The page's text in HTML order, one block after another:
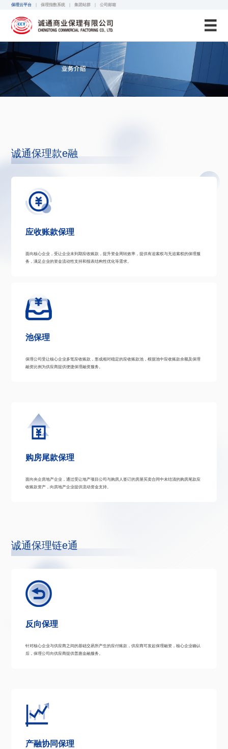
诚通保理
保理云平台 保理指数系统 集团站群 公司邮箱
诚通保理款e融
应收账款保理
面向核心企业，受让企业未到期应收账款，提升资金周转效率，提供有追索权与无追索权的保理服
务，满足企业的资金流动性支持和报表结构性优化等需求。
池保理
保理公司受让核心企业多笔应收账款，形成相对稳定的应收账款池，根据池中应收账款余额及保理
融资比例为供应商提供便捷保理融资服务。
购房尾款保理
面向央企房地产企业，通过受让地产项目公司与购房人签订的房屋买卖合同中未结清的购房尾款应
收账款资产，向房地产企业提供流动资金支持。
诚通保理链e通
反向保理
针对核心企业与供应商之间的基础交易所产生的应付账款，供应商可发起保理融资，核心企业确认
后，保理公司向供应商提供普惠金融服务。
产融协同保理